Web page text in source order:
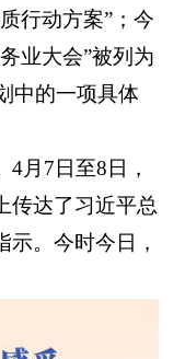
行动方案”；今
业大会”被列为
中的一项具体
月7日至8日，
传达了习近平总
。今时今日，